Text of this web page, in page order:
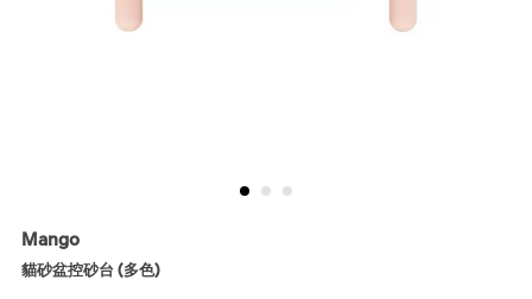
Mango
貓砂盆控砂台 (多色)